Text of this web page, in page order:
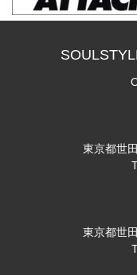
東京都世
東京都世